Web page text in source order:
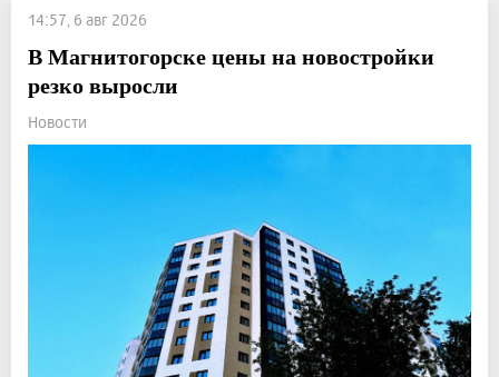
14:57, 6 авг 2026
В Магнитогорске цены на новостройки
резко выросли
Новости